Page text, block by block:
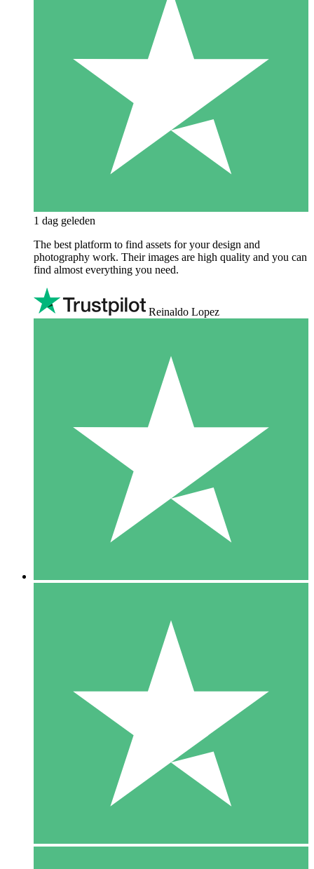
1 dag geleden
The best platform to find assets for your design and
photography work. Their images are high quality and you can
find almost everything you need.
Reinaldo Lopez